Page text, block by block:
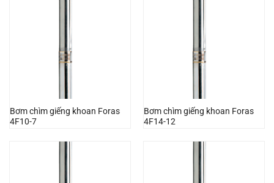
Bơm chìm giếng khoan Foras
4F10-7
Bơm chìm giếng khoan Foras
4F14-12